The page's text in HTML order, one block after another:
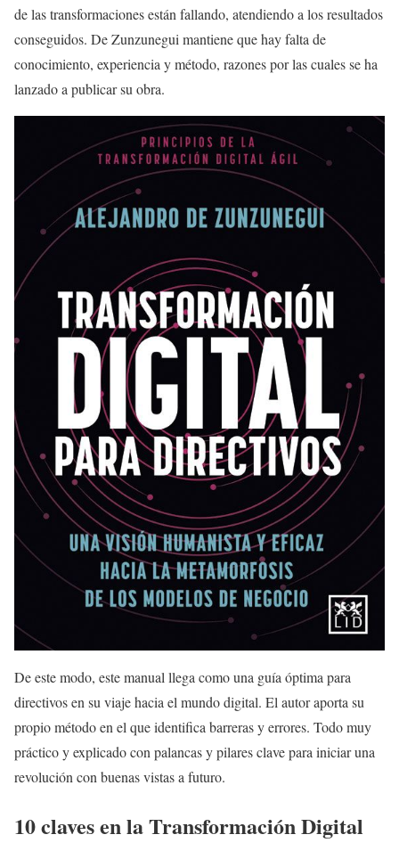
de las transformaciones están fallando, atendiendo a los resultados
conseguidos. De Zunzunegui mantiene que hay falta de
conocimiento, experiencia y método, razones por las cuales se ha
lanzado a publicar su obra.
De este modo, este manual llega como una guía óptima para
directivos en su viaje hacia el mundo digital. El autor aporta su
propio método en el que identifica barreras y errores. Todo muy
práctico y explicado con palancas y pilares clave para iniciar una
revolución con buenas vistas a futuro.
10 claves en la Transformación Digital